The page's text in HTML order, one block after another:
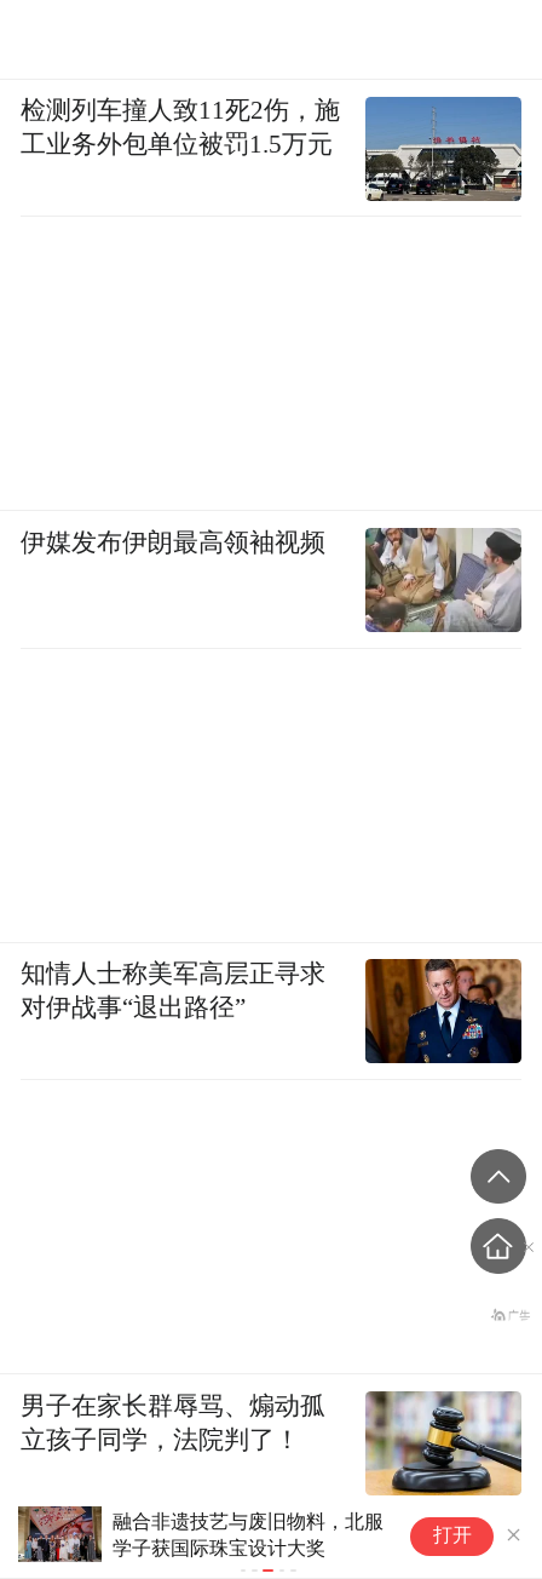
融合非遗技艺与废旧物料，北服
学子获国际珠宝设计大奖
打开
检测列车撞人致11死2伤，施
工业务外包单位被罚1.5万元
伊媒发布伊朗最高领袖视频
知情人士称美军高层正寻求
对伊战事“退出路径”
男子在家长群辱骂、煽动孤
立孩子同学，法院判了！